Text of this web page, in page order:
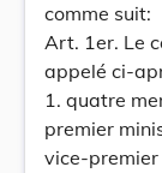
comme suit:
Art. 1er. Le
appelé ci-
1. quatre
premier
vice-premier